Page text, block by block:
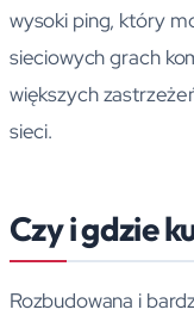
wysoki ping, który
sieciowych grach
większych
sieci.
Czy i gdzie
Rozbudowana i